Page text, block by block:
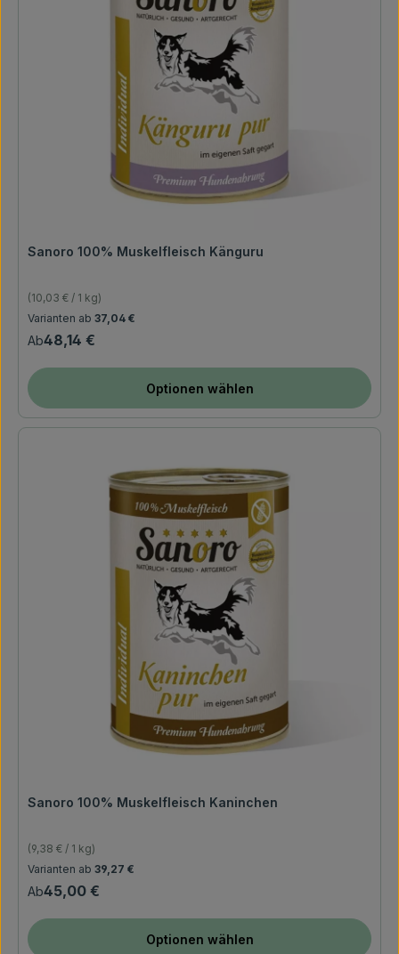
Sanoro 100% Muskelfleisch Känguru
(10,03 € / 1 kg)
Varianten ab 37,04 €
Regulärer Preis:
Ab48,14 €
Optionen wählen
Sanoro 100% Muskelfleisch Kaninchen
(9,38 € / 1 kg)
Varianten ab 39,27 €
Regulärer Preis:
Ab45,00 €
Optionen wählen